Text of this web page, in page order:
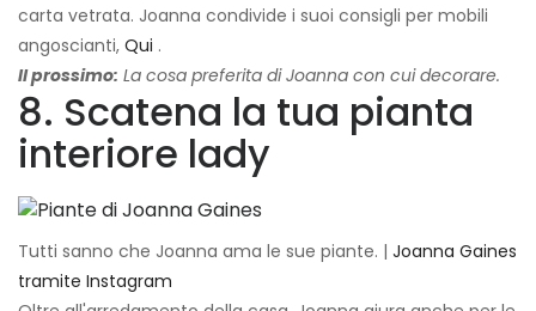
carta vetrata. Joanna condivide i suoi consigli per mobili
angoscianti, Qui .
Il prossimo: La cosa preferita di Joanna con cui decorare.
8. Scatena la tua pianta
interiore lady
Tutti sanno che Joanna ama le sue piante. | Joanna Gaines
tramite Instagram